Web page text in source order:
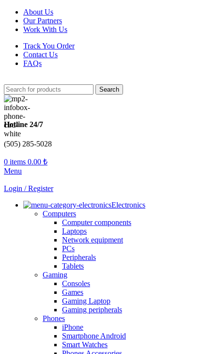
About Us
Our Partners
Work With Us
Track You Order
Contact Us
FAQs
Search
Hotline 24/7
(505) 285-5028
0 items 0.00 ₺
Menu
Login / Register
Electronics
Computers
Computer components
Laptops
Network equipment
PCs
Peripherals
Tablets
Gaming
Consoles
Games
Gaming Laptop
Gaming peripherals
Phones
iPhone
Smartphone Android
Smart Watches